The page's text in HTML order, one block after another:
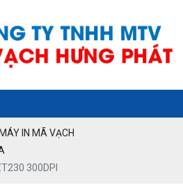
MÁY IN MÃ VẠCH
300DPI